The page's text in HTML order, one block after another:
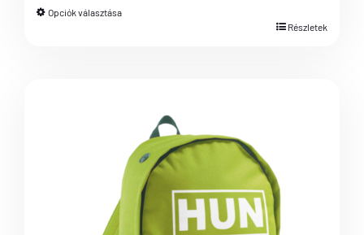
Opciók választása
Részletek